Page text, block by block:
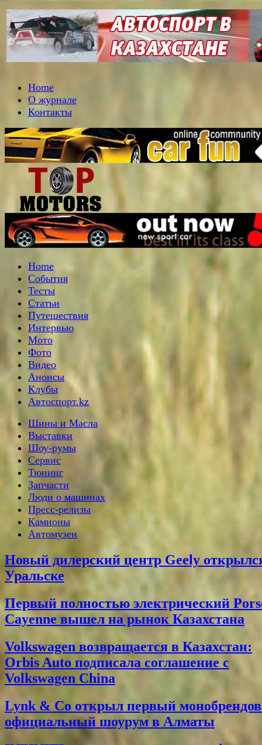
Home
О журнале
Контакты
Home
События
Тесты
Статьи
Путешествия
Интервью
Мото
Фото
Видео
Анонсы
Клубы
Автоспорт.kz
Шины и Масла
Выставки
Шоу-румы
Сервис
Тюнинг
Запчасти
Люди о машинах
Пресс-релизы
Камионы
Автомузеи
Новый дилерский центр Geely
Уральске
Первый полностью электрический
Cayenne вышел на рынок Казахстана
Volkswagen возвращается в Казахстан:
Orbis Auto подписала соглашение с
Volkswagen China
Lynk & Co открыл первый
официальный шоурум в Алматы